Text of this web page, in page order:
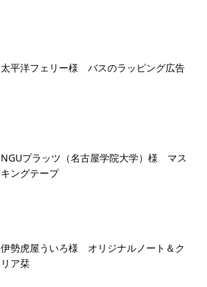
太平洋フェリー様 バスのラッピング広告
NGUプラッツ（名古屋学院大学）様 マス
キングテープ
伊勢虎屋ういろ様 オリジナルノート＆ク
リア栞